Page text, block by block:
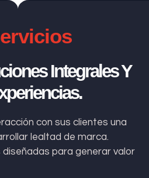
Integrales Y
con sus clientes una
lealtad de marca.
para generar valor